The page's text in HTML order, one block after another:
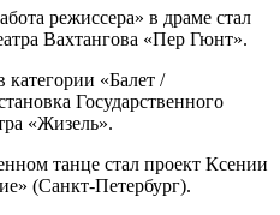
режиссера» в драме стал
Вахтангова «Пер Гюнт».
«Балет /
Государственного
«Жизель».
танце стал проект Ксении
(Санкт-Петербург).